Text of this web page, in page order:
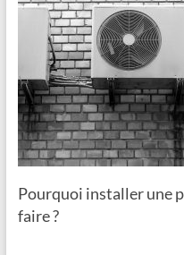
Pourquoi installer une
faire ?